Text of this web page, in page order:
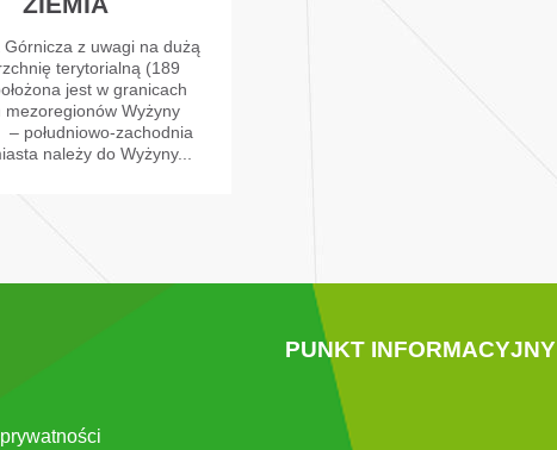
Górnicza z uwagi na dużą
terytorialną (189
jest w granicach
mezoregionów Wyżyny
– południowo-zachodnia
należy do Wyżyny...
PUNKT INFORMACYJNY